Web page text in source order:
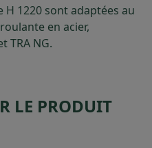
H 1220 sont adaptées au
en acier,
TRA NG.
LE PRODUIT